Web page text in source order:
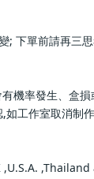
或改變; 下單
，會有機率
確認,如工作
,U.S.A.